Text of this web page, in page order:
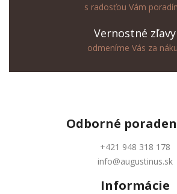
s radosťou Vám
Vernostné zľavy
odmeníme Vás za
Odborné
+421 948 318 178
info@augustinus.sk
Informácie